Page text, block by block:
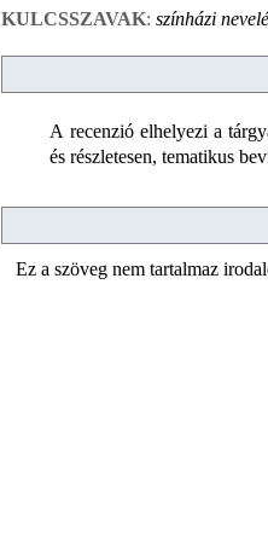
KULCSSZAVAK: színházi
A recenzió elhelyezi a
és részletesen, tematikus
Ez a szöveg nem tartalmaz